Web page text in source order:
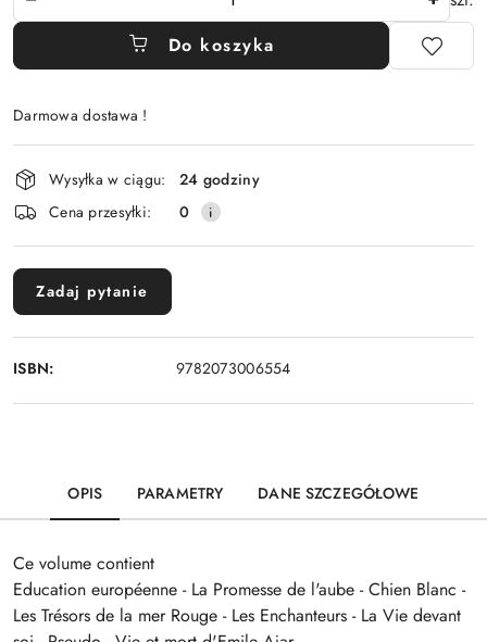
Do koszyka
Darmowa dostawa !
Dostępność
i
dostawa
Wysyłka w ciągu:
24 godziny
Cena przesyłki:
0
Zadaj pytanie
ISBN: 9782073006554
OPIS PARAMETRY DANE SZCZEGÓŁOWE
Ce volume contient
Education européenne - La Promesse de l'aube - Chien Blanc -
Les Trésors de la mer Rouge - Les Enchanteurs - La Vie devant